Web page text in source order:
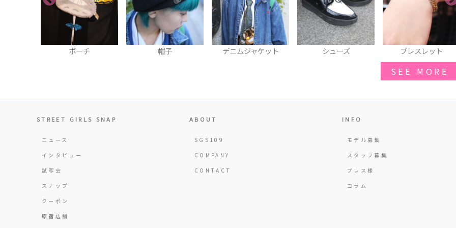
ポーチ 帽子 デニムジャケット シューズ ブレスレット
SEE MORE
STREET GIRLS SNAP
ニュース
インタビュー
試写会
スナップ
クーポン
原宿店舗
ABOUT
SGS109
COMPANY
CONTACT
INFO
モデル募集
スタッフ募集
プレス様
コラム